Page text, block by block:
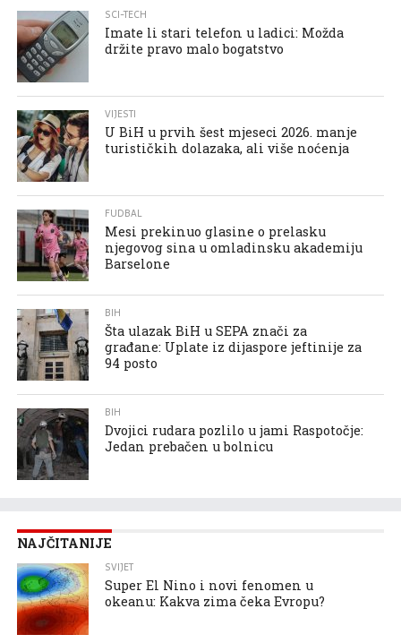
SCI-TECH
Imate li stari telefon u ladici: Možda
držite pravo malo bogatstvo
VIJESTI
U BiH u prvih šest mjeseci 2026. manje
turističkih dolazaka, ali više noćenja
FUDBAL
Mesi prekinuo glasine o prelasku
njegovog sina u omladinsku akademiju
Barselone
BIH
Šta ulazak BiH u SEPA znači za
građane: Uplate iz dijaspore jeftinije za
94 posto
BIH
Dvojici rudara pozlilo u jami Raspotočje:
Jedan prebačen u bolnicu
NAJČITANIJE
SVIJET
Super El Nino i novi fenomen u
okeanu: Kakva zima čeka Evropu?